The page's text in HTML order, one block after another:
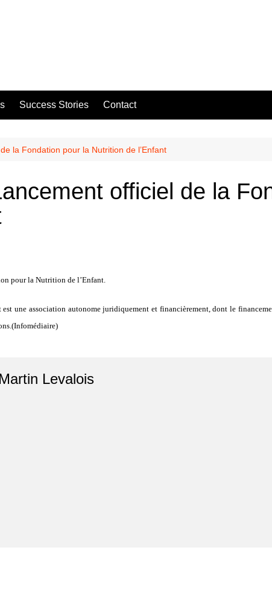
Success Stories Contact
la Fondation pour la Nutrition de l’Enfant
officiel de la
pour la Nutrition de l’Enfant.
une association autonome juridiquement et financièrement, dont le
Martin Levalois